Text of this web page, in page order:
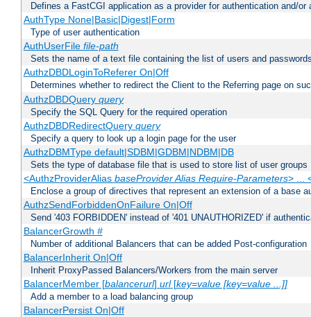
Defines a FastCGI application as a provider for authentication and/or
AuthType None|Basic|Digest|Form
Type of user authentication
AuthUserFile file-path
Sets the name of a text file containing the list of users and
AuthzDBDLoginToReferer On|Off
Determines whether to redirect the Client to the Referring page on
AuthzDBDQuery query
Specify the SQL Query for the required operation
AuthzDBDRedirectQuery query
Specify a query to look up a login page for the user
AuthzDBMType default|SDBM|GDBM|NDBM|DB
Sets the type of database file that is used to store list of user groups
<AuthzProviderAlias baseProvider Alias Require-Parameters> ...
Enclose a group of directives that represent an extension of a base
AuthzSendForbiddenOnFailure On|Off
Send '403 FORBIDDEN' instead of '401 UNAUTHORIZED' if
BalancerGrowth #
Number of additional Balancers that can be added Post-configuration
BalancerInherit On|Off
Inherit ProxyPassed Balancers/Workers from the main server
BalancerMember [balancerurl] url[key=value [key=value ...]]
Add a member to a load balancing group
BalancerPersist On|Off